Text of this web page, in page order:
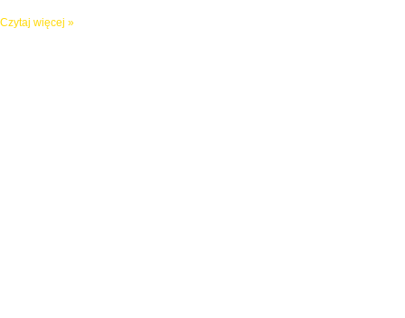
Czytaj więcej »